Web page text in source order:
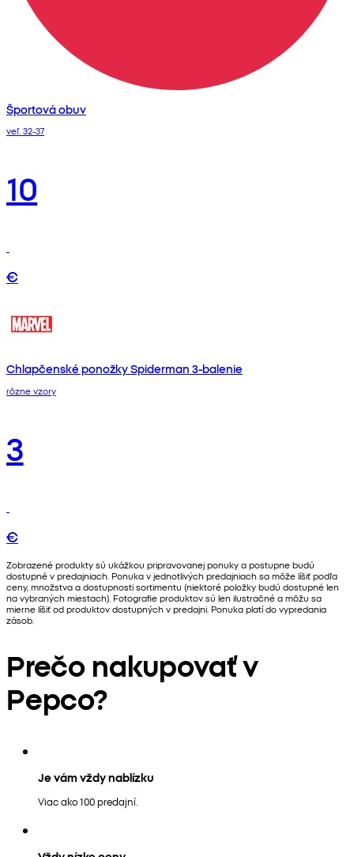
Športová obuv
veľ. 32-37
10
€
Chlapčenské ponožky Spiderman 3-balenie
rôzne vzory
3
€
Zobrazené produkty sú ukážkou pripravovanej ponuky a postupne budú
dostupné v predajniach. Ponuka v jednotlivých predajniach sa môže líšiť podľa
ceny, množstva a dostupnosti sortimentu (niektoré položky budú dostupné len
na vybraných miestach). Fotografie produktov sú len ilustračné a môžu sa
mierne líšiť od produktov dostupných v predajni. Ponuka platí do vypredania
zásob.
Prečo nakupovať v
Pepco?
Je vám vždy nablízku
Viac ako 100 predajní.